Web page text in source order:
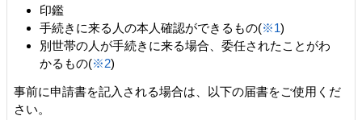
印鑑
手続きに来る人の本人確認ができるもの(※1)
別世帯の人が手続きに来る場合、委任されたことがわ
かるもの(※2)
事前に申請書を記入される場合は、以下の届書をご使用くだ
さい。